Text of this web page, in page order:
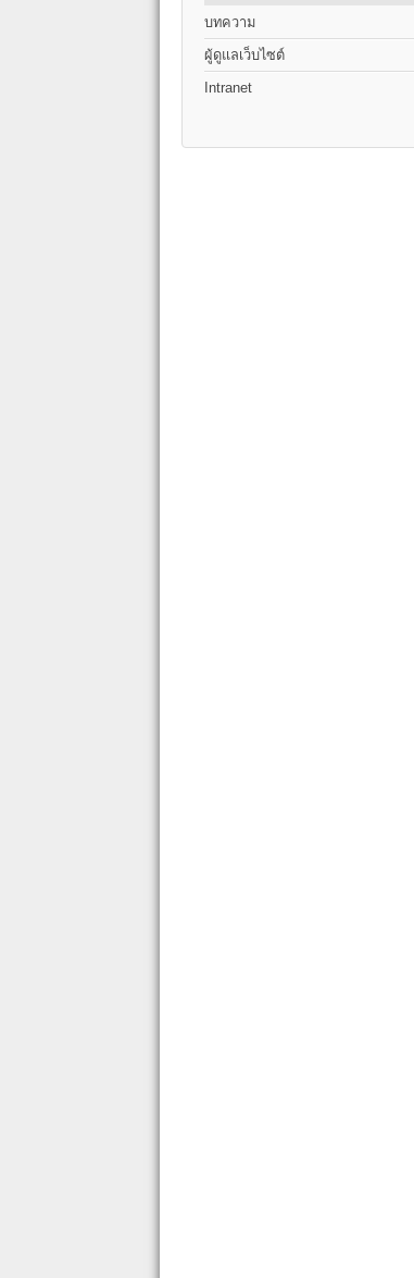
บทความ
ผู้ดูแลเว็บไซต์
Intranet